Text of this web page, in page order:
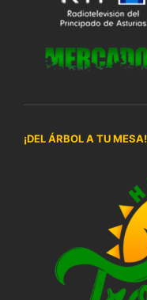
¡DEL ÁRBOL A TU MESA!